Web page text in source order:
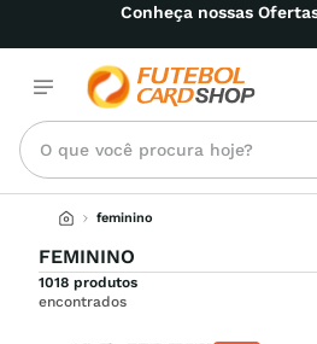
nossas Ofertas Relâmpago!
O que você procura hoje?
feminino
FEMININO
1018 produtos
encontrados